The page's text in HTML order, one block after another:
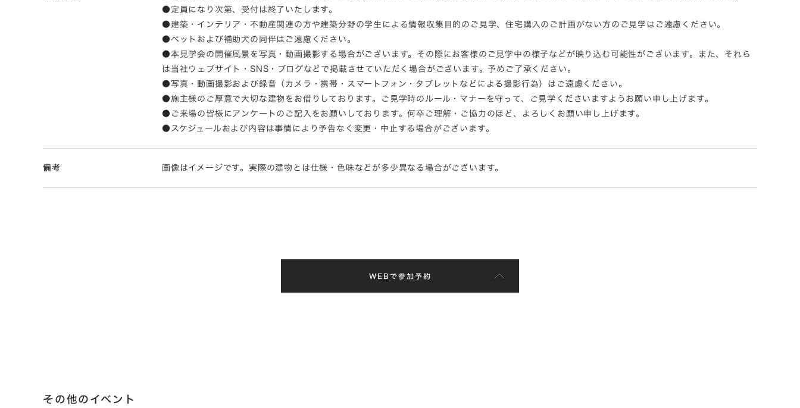
●定員になり次第、受付は終了いたします。
●建築・インテリア・不動産関連の方や建築分野の学生による情報収集目的のご見学、住宅購入のご計画がない方のご見学はご遠慮ください。
●ペットおよび補助犬の同伴はご遠慮ください。
●本見学会の開催風景を写真・動画撮影する場合がございます。その際にお客様のご見学中の様子などが映り込む可能性がございます。また、それら
は当社ウェブサイト・SNS・ブログなどで掲載させていただく場合がございます。予めご了承ください。
●写真・動画撮影および録音（カメラ・携帯・スマートフォン・タブレットなどによる撮影行為）はご遠慮ください。
●施主様のご厚意で大切な建物をお借りしております。ご見学時のルール・マナーを守って、ご見学くださいますようお願い申し上げます。
●ご来場の皆様にアンケートのご記入をお願いしております。何卒ご理解・ご協力のほど、よろしくお願い申し上げます。
●スケジュールおよび内容は事情により予告なく変更・中止する場合がございます。
備考 画像はイメージです。実際の建物とは仕様・色味などが多少異なる場合がございます。
WEBで参加予約
その他のイベント